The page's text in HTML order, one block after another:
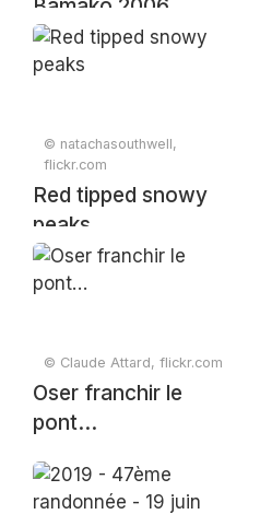
Bamako 2006
© natachasouthwell,
flickr.com
Red tipped snowy
peaks
© Claude Attard, flickr.com
Oser franchir le
pont…